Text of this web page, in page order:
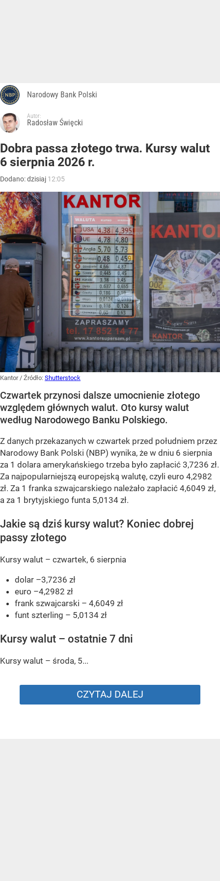
Narodowy Bank Polski
Autor:
Radosław Święcki
Dobra passa złotego trwa. Kursy walut
6 sierpnia 2026 r.
Dodano:dzisiaj 12:05
Kantor / Źródło: Shutterstock
Czwartek przynosi dalsze umocnienie złotego
względem głównych walut. Oto kursy walut
według Narodowego Banku Polskiego.
Z danych przekazanych w czwartek przed południem przez
Narodowy Bank Polski (NBP) wynika, że w dniu 6 sierpnia
za 1 dolara amerykańskiego trzeba było zapłacić 3,7236 zł.
Za najpopularniejszą europejską walutę, czyli euro 4,2982
zł. Za 1 franka szwajcarskiego należało zapłacić 4,6049 zł,
a za 1 brytyjskiego funta 5,0134 zł.
Jakie są dziś kursy walut? Koniec dobrej
passy złotego
Kursy walut – czwartek, 6 sierpnia
dolar –3,7236 zł
euro –4,2982 zł
frank szwajcarski – 4,6049 zł
funt szterling – 5,0134 zł
Kursy walut – ostatnie 7 dni
Kursy walut – środa, 5...
CZYTAJ DALEJ